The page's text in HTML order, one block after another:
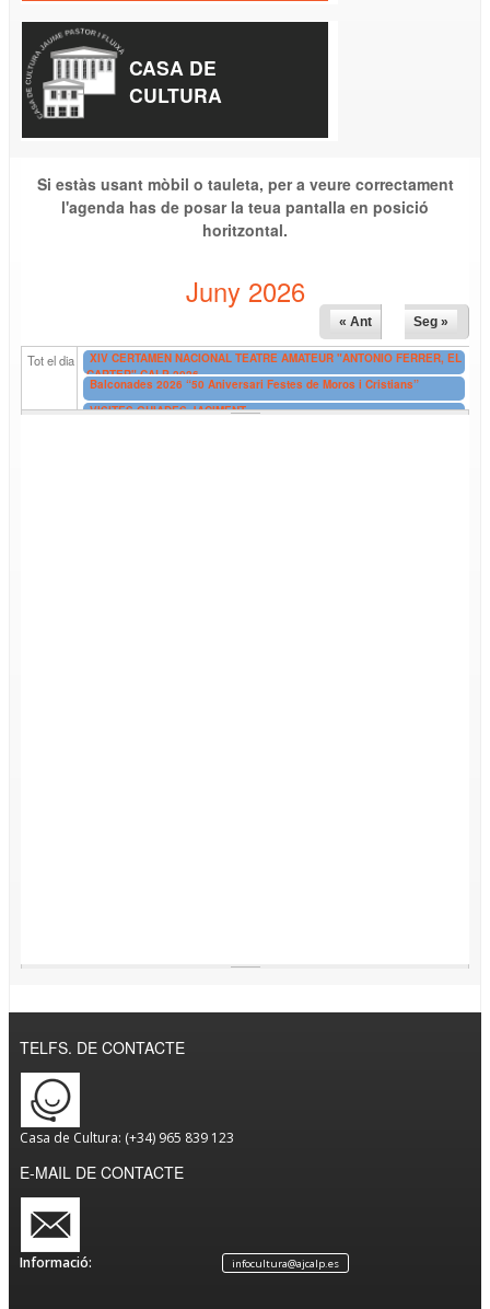
Si estàs usant mòbil o tauleta, per a veure correctament
l'agenda has de posar la teua pantalla en posició
horitzontal.
Juny 2026
« Ant Seg »
Tot el dia
XIV CERTAMEN NACIONAL TEATRE AMATEUR "ANTONIO FERRER, EL
CARTER" CALP 2026
Balconades 2026 “50 Aniversari Festes de Moros i Cristians”
VISITES GUIADES JACIMENT
CASA DE
CULTURA
TELFS. DE CONTACTE
Casa de Cultura: (+34) 965 839 123
E-MAIL DE CONTACTE
Informació: infocultura@ajcalp.es